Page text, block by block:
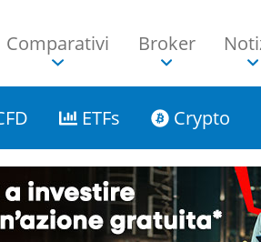
Comparativi Broker
ETFs Crypto